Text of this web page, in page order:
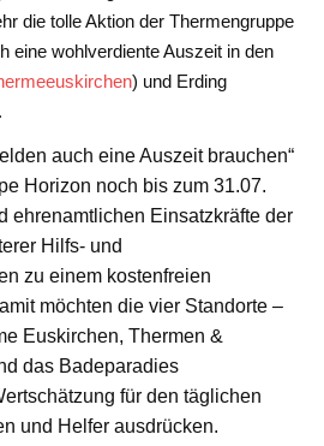
die tolle Aktion der Thermengruppe
eine wohlverdiente Auszeit in den
) und Erding
auch eine Auszeit brauchen“
Horizon noch bis zum 31.07.
ehrenamtlichen Einsatzkräfte der
Hilfs- und
zu einem kostenfreien
möchten die vier Standorte –
Euskirchen, Thermen &
das Badeparadies
für den täglichen
und Helfer ausdrücken.